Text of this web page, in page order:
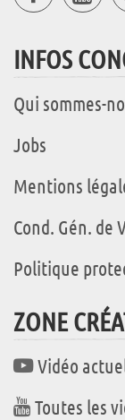
INFOS
Qui sommes-
Jobs
Mentions
Cond. Gén. de
Politique
ZONE
Vidéo
Toutes les